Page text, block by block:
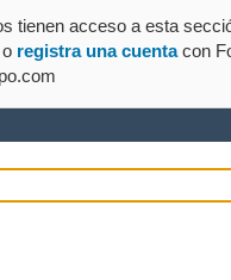
tienen acceso a esta
registra una cuentacon